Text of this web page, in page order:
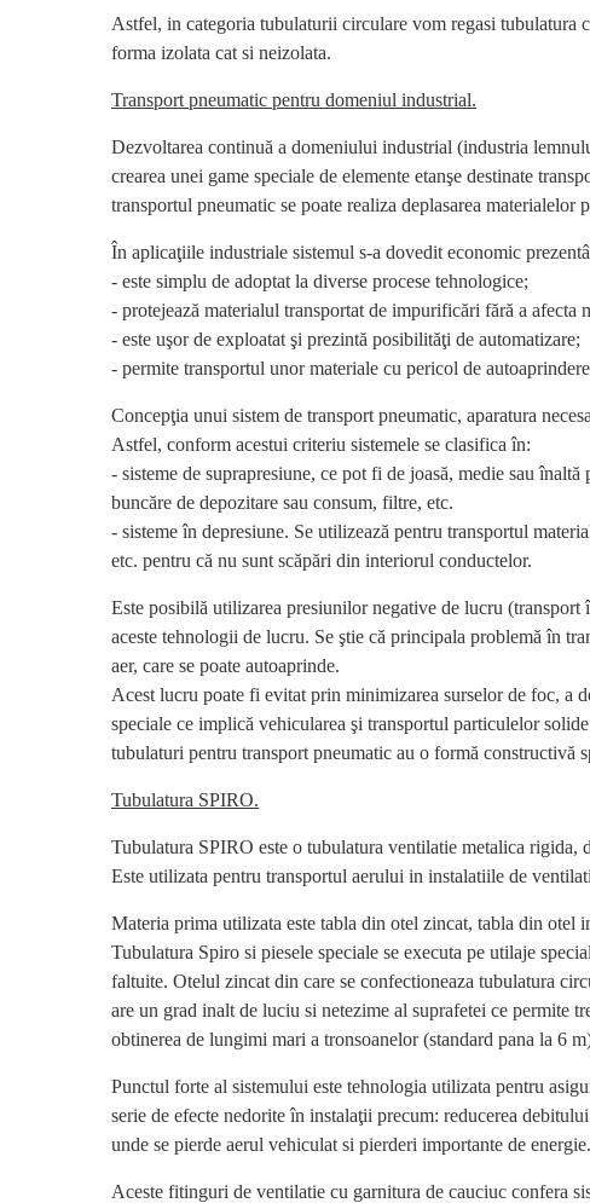
Astfel, in categoria tubulaturii circulare vom regasi
forma izolata cat si neizolata.
Transport pneumatic pentru domeniul industrial.
Dezvoltarea continuă a domeniului industrial (industria
crearea unei game speciale de elemente etanşe destinate
transportul pneumatic se poate realiza deplasarea
În aplicaţiile industriale sistemul s-a dovedit economic
- este simplu de adoptat la diverse procese tehnologice;
- protejează materialul transportat de impurificări fără a afecta
- este uşor de exploatat şi prezintă posibilităţi de automatizare;
- permite transportul unor materiale cu pericol de
Concepţia unui sistem de transport pneumatic, aparatura
Astfel, conform acestui criteriu sistemele se clasifica în:
- sisteme de suprapresiune, ce pot fi de joasă, medie sau
buncăre de depozitare sau consum, filtre, etc.
- sisteme în depresiune. Se utilizează pentru transportul
etc. pentru că nu sunt scăpări din interiorul conductelor.
Este posibilă utilizarea presiunilor negative de lucru (transport
aceste tehnologii de lucru. Se ştie că principala problemă în
aer, care se poate autoaprinde.
Acest lucru poate fi evitat prin minimizarea surselor de foc, a
speciale ce implică vehicularea şi transportul particulelor
tubulaturi pentru transport pneumatic au o formă constructivă
Tubulatura SPIRO.
Tubulatura SPIRO este o tubulatura ventilatie metalica rigida,
Este utilizata pentru transportul aerului in instalatiile de
Materia prima utilizata este tabla din otel zincat, tabla din otel
Tubulatura Spiro si piesele speciale se executa pe utilaje
faltuite. Otelul zincat din care se confectioneaza tubulatura
are un grad inalt de luciu si netezime al suprafetei ce permite
obtinerea de lungimi mari a tronsoanelor (standard pana la 6
Punctul forte al sistemului este tehnologia utilizata pentru
serie de efecte nedorite în instalaţii precum: reducerea
unde se pierde aerul vehiculat si pierderi importante de energie.
Aceste fitinguri de ventilatie cu garnitura de cauciuc confera